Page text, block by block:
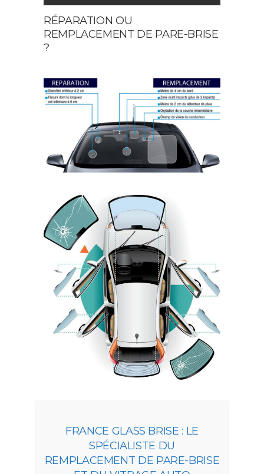
This
field
should
left
blank
RÉPARATION OU
REMPLACEMENT DE PARE-BRISE
?
FRANCE GLASS BRISE : LE
SPÉCIALISTE DU
REMPLACEMENT DE PARE-BRISE